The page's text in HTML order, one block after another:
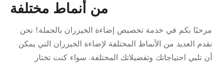
من أنماط مختلفة
مرحبًا بكم في خدمة تخصيص إضاءة الخيزران بالجملة! نحن
نقدم العديد من الأنماط المختلفة لإضاءة الخيزران التي يمكن
أن تلبي احتياجاتك وتفضيلاتك المختلفة. سواء كنت تختار